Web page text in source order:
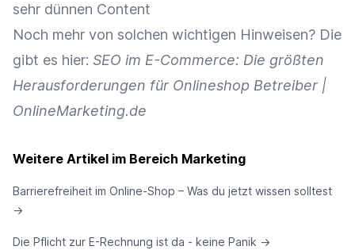
sehr dünnen Content
Noch mehr von solchen wichtigen Hinweisen? Die
gibt es hier: SEO im E-Commerce: Die größten
Herausforderungen für Onlineshop Betreiber |
OnlineMarketing.de
Weitere Artikel im Bereich Marketing
Barrierefreiheit im Online-Shop – Was du jetzt wissen solltest
→
Die Pflicht zur E-Rechnung ist da - keine Panik →